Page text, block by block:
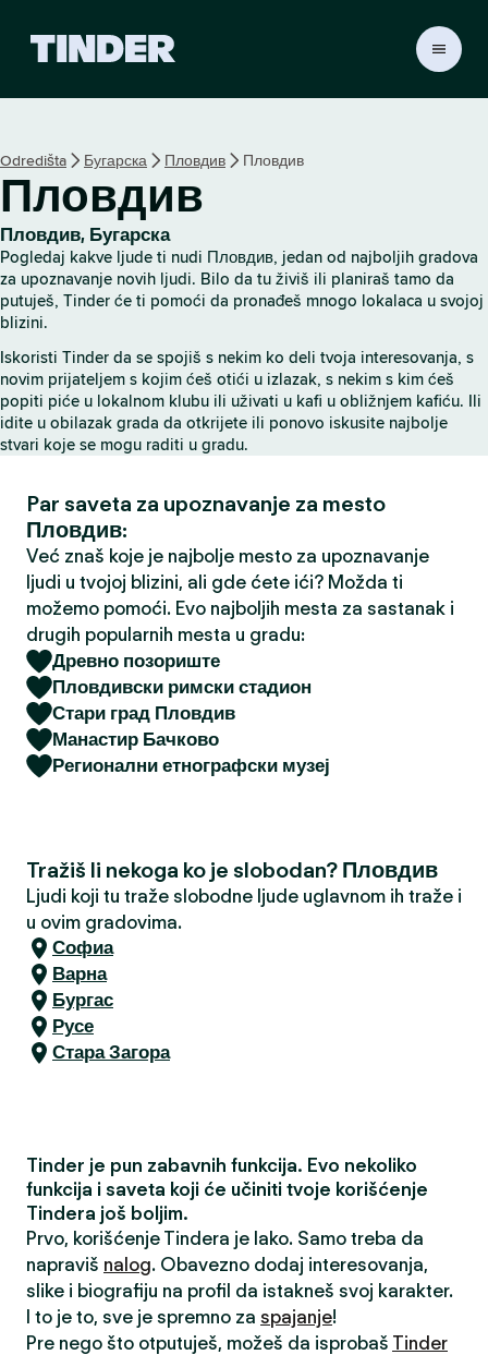
r
p
o
e
t
n
t
r
a
n
a
Odredišta Бугарска Пловдив Пловдив
Пловдив
Пловдив, Бугарска
Pogledaj kakve ljude ti nudi Пловдив, jedan od najboljih gradova
za upoznavanje novih ljudi. Bilo da tu živiš ili planiraš tamo da
putuješ, Tinder će ti pomoći da pronađeš mnogo lokalaca u svojoj
blizini.
Iskoristi Tinder da se spojiš s nekim ko deli tvoja interesovanja, s
novim prijateljem s kojim ćeš otići u izlazak, s nekim s kim ćeš
popiti piće u lokalnom klubu ili uživati u kafi u obližnjem kafiću. Ili
idite u obilazak grada da otkrijete ili ponovo iskusite najbolje
stvari koje se mogu raditi u gradu.
Par saveta za upoznavanje za mesto
Пловдив:
Već znaš koje je najbolje mesto za upoznavanje
ljudi u tvojoj blizini, ali gde ćete ići? Možda ti
možemo pomoći. Evo najboljih mesta za sastanak i
drugih popularnih mesta u gradu:
Древно позориште
Пловдивски римски стадион
Стари град Пловдив
Манастир Бачково
Регионални етнографски музеј
Tražiš li nekoga ko je slobodan? Пловдив
Ljudi koji tu traže slobodne ljude uglavnom ih traže i
u ovim gradovima.
Софиа
Варна
Бургас
Русе
Стара Загора
Tinder je pun zabavnih funkcija. Evo nekoliko
funkcija i saveta koji će učiniti tvoje korišćenje
Tindera još boljim.
Prvo, korišćenje Tindera je lako. Samo treba da
napraviš nalog. Obavezno dodaj interesovanja,
slike i biografiju na profil da istakneš svoj karakter.
I to je to, sve je spremno za spajanje!
Pre nego što otputuješ, možeš da isprobaš Tinder